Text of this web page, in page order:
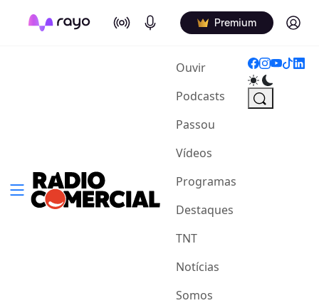
On Air Podcasts Premium Log in
Ouvir(current)
Podcasts
Passou
Vídeos
Programas
Destaques
TNT
Notícias
Somos